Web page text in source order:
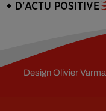
+ D'ACTU POSITIVE
DesignOlivier Varma